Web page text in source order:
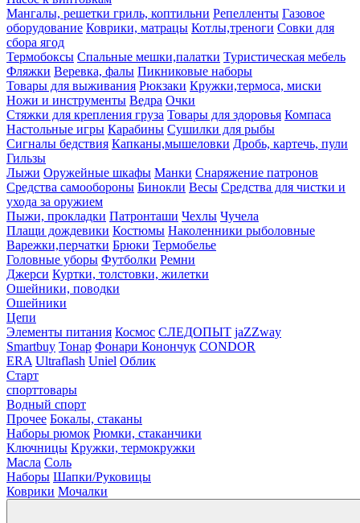
Мангалы, решетки гриль, коптильни Репелленты Газовое
оборудование Коврики, матрацы Котлы,треноги Совки для
сбора ягод
Термобоксы Спальные мешки,палатки Туристическая мебель
Фляжки Веревка, фалы Пикниковые наборы
Товары для выживания Рюкзаки Кружки,термоса, миски
Ножи и инструменты Ведра Очки
Стяжки для крепления груза Товары для здоровья Компаса
Настольные игры Карабины Сушилки для рыбы
Сигналы бедствия Капканы,мышеловки Дробь, картечь, пули
Гильзы
Лыжи Оружейные шкафы Манки Снаряжение патронов
Средства самообороны Бинокли Весы Средства для чистки и
ухода за оружием
Пыжи, прокладки Патронташи Чехлы Чучела
Плащи дождевики Костюмы Наколенники рыболовные
Варежки,перчатки Брюки Термобелье
Головные уборы Футболки Ремни
Джерси Куртки, толстовки, жилетки
Ошейники, поводки
Ошейники
Цепи
Элементы питания Космос СЛЕДОПЫТ jaZZway
Smartbuy Тонар Фонари Конончук CONDOR
ERA Ultraflash Uniel Облик
Старт
спорттовары
Водный спорт
Прочее Бокалы, стаканы
Наборы рюмок Рюмки, стаканчики
Ключницы Кружки, термокружки
Масла Соль
Наборы Шапки/Руковицы
Коврики Мочалки